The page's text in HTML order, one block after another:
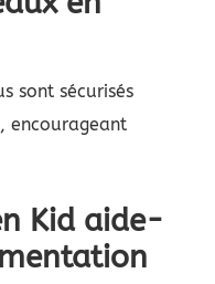
sont sécurisés
encourageant
Kid aide-